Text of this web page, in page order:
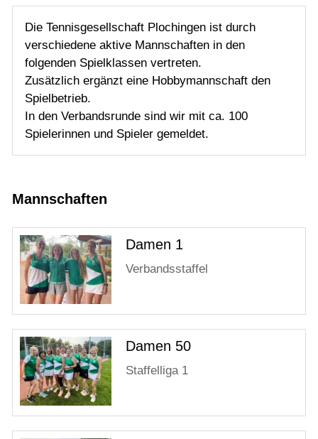
Die Tennisgesellschaft Plochingen ist durch
verschiedene aktive Mannschaften in den
folgenden Spielklassen vertreten.
Zusätzlich ergänzt eine Hobbymannschaft den
Spielbetrieb.
In den Verbandsrunde sind wir mit ca. 100
Spielerinnen und Spieler gemeldet.
Mannschaften
Damen 1
Verbandsstaffel
Damen 50
Staffelliga 1